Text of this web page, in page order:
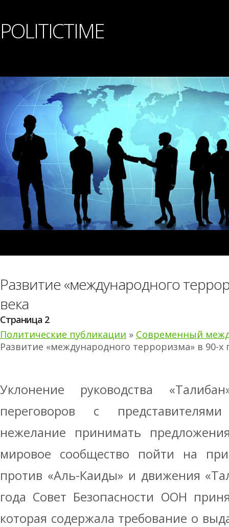
POLITICTIME
Развитие «международного
века
Страница 2
Политические публикации » Современный
Развитие «международного терроризма» в 90-х
Уклонение руководства
переговоров с
нежелание принимать
мировое сообщество пойти на
против «Аль-Каиды» и движения
года Совет Безопасности ООН
которая содержала требование о